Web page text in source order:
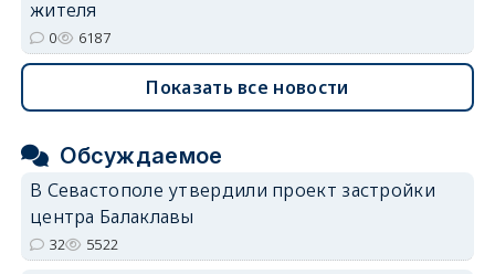
жителя
0 6187
Показать все новости
Обсуждаемое
В Севастополе утвердили проект застройки
центра Балаклавы
32 5522